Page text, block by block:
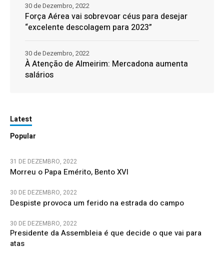
Força Aérea vai sobrevoar céus para desejar
“excelente descolagem para 2023”
30 de Dezembro, 2022
À Atenção de Almeirim: Mercadona aumenta
salários
30 de Dezembro, 2022
Latest
Popular
31 DE DEZEMBRO, 2022
Morreu o Papa Emérito, Bento XVI
30 DE DEZEMBRO, 2022
Despiste provoca um ferido na estrada do campo
30 DE DEZEMBRO, 2022
Presidente da Assembleia é que decide o que vai para
atas